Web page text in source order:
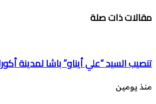
مقالات ذات صلة
تنصيب السيد “علي أيناو” باشا لمدينة
منذ يومين